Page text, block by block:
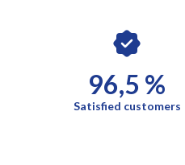
96,5 %
Satisfied customers